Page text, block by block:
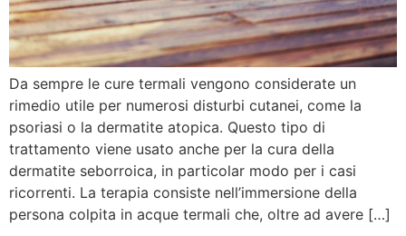
Da sempre le cure termali vengono considerate un
rimedio utile per numerosi disturbi cutanei, come la
psoriasi o la dermatite atopica. Questo tipo di
trattamento viene usato anche per la cura della
dermatite seborroica, in particolar modo per i casi
ricorrenti. La terapia consiste nell’immersione della
persona colpita in acque termali che, oltre ad avere […]